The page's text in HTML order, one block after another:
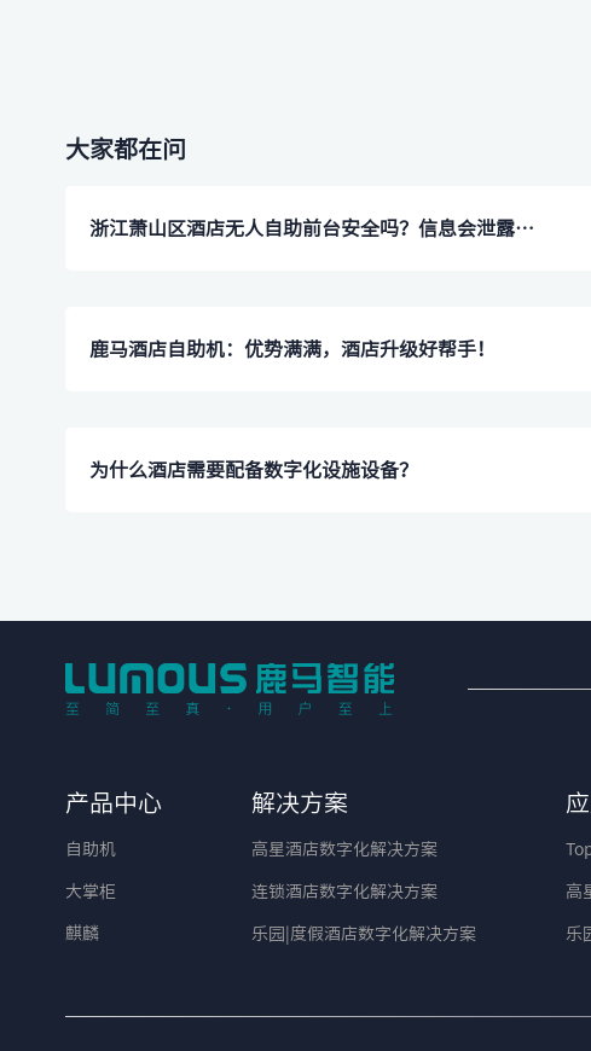
大家都在问
浙江萧山区酒店无人自助前台安全吗？信息会泄露吗？
​鹿马酒店自助机：优势满满，酒店升级好帮手！
​为什么酒店需要配备数字化设施设备？
产品中心
自助机
大掌柜
麒麟
解决方案
高星酒店数字化解决方案
连锁酒店数字化解决方案
乐园|度假酒店数字化解决方案
高
乐